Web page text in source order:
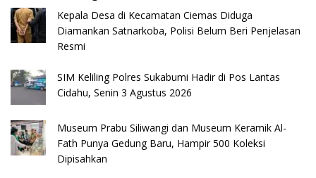
Kepala Desa di Kecamatan Ciemas Diduga
Diamankan Satnarkoba, Polisi Belum Beri Penjelasan
Resmi
SIM Keliling Polres Sukabumi Hadir di Pos Lantas
Cidahu, Senin 3 Agustus 2026
Museum Prabu Siliwangi dan Museum Keramik Al-
Fath Punya Gedung Baru, Hampir 500 Koleksi
Dipisahkan